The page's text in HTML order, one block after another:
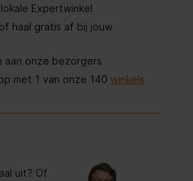
Expertwinkel
of haal gratis af bij jouw
aan onze bezorgers
met 1 van onze 140 winkels
uit? Of